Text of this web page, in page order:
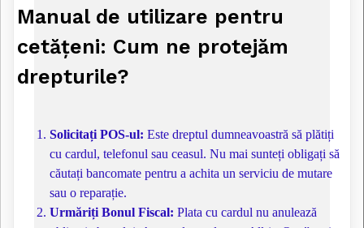
Manual de utilizare pentru
cetățeni: Cum ne protejăm
drepturile?
Solicitați POS-ul: Este dreptul dumneavoastră să plătiți
cu cardul, telefonul sau ceasul. Nu mai sunteți obligați să
căutați bancomate pentru a achita un serviciu de mutare
sau o reparație.
Urmăriți Bonul Fiscal: Plata cu cardul nu anulează